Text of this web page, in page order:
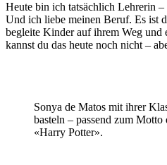
Heute bin ich tatsächlich Lehrerin
Und ich liebe meinen Beruf. Es ist
begleite Kinder auf ihrem Weg und
kannst du das heute noch nicht –
Sonya de Matos mit ihrer
basteln – passend zum
«Harry Potter».